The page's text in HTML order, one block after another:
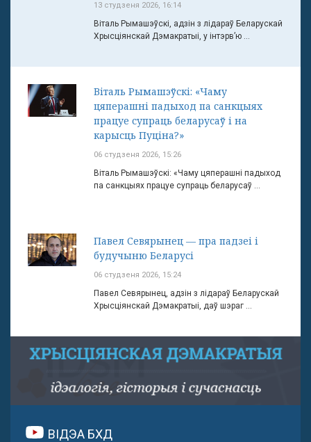
13 студзеня 2026, 16:14
Віталь Рымашэўскі, адзін з лідараў Беларускай
Хрысціянскай Дэмакратыі, у інтэрв’ю ...
Віталь Рымашэўскі: «Чаму
цяперашні падыход па санкцыях
працуе супраць беларусаў і на
карысць Пуціна?»
06 студзеня 2026, 15:26
Віталь Рымашэўскі: «Чаму цяперашні падыход
па санкцыях працуе супраць беларусаў ...
Павел Севярынец — пра падзеі і
будучыню Беларусі
06 студзеня 2026, 15:24
Павел Севярынец, адзін з лідараў Беларускай
Хрысціянскай Дэмакратыі, даў шэраг ...
ВІДЭА БХД